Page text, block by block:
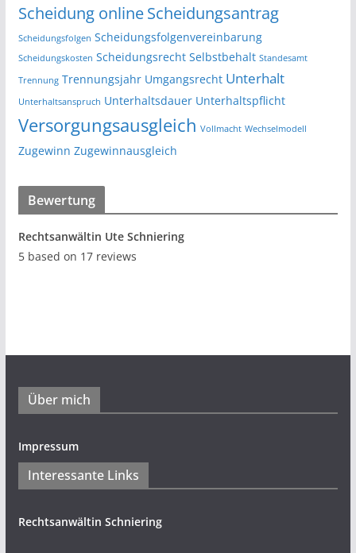
Scheidung onlineScheidungsantrag
Scheidungsfolgen Scheidungsfolgenvereinbarung
Scheidungskosten Scheidungsrecht Selbstbehalt Standesamt
Trennung Trennungsjahr Umgangsrecht Unterhalt
Unterhaltsanspruch Unterhaltsdauer Unterhaltspflicht
Versorgungsausgleich Vollmacht Wechselmodell
Zugewinn Zugewinnausgleich
Bewertung
Rechtsanwältin Ute Schniering
5based on 17reviews
Über mich
Impressum
Interessante Links
Rechtsanwältin Schniering